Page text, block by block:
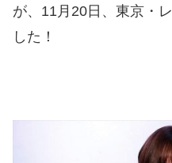
が、11月20日、東京・
した！